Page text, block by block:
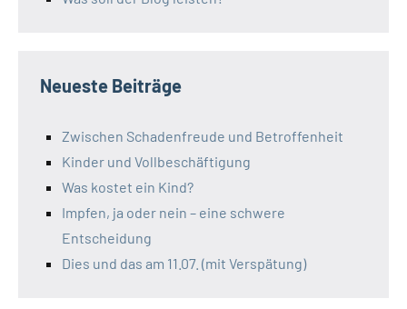
Neueste Beiträge
Zwischen Schadenfreude und Betroffenheit
Kinder und Vollbeschäftigung
Was kostet ein Kind?
Impfen, ja oder nein – eine schwere
Entscheidung
Dies und das am 11.07. (mit Verspätung)